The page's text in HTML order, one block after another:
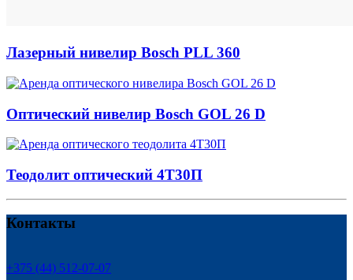
Лазерный нивелир Bosch PLL 360
Оптический нивелир Bosch GOL 26 D
Теодолит оптический 4Т30П
Контакты
+375 (44) 512-07-07